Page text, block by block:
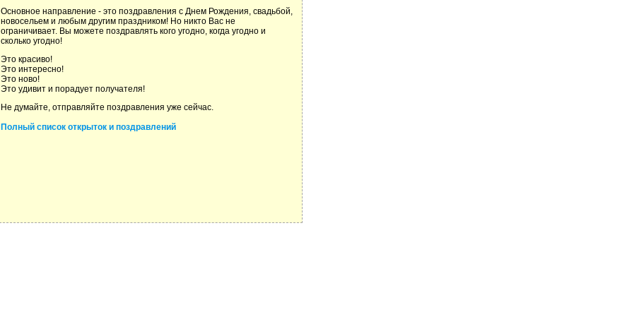
Основное направление - это поздравления с Днем Рождения, свадьбой,
новосельем и любым другим праздником! Но никто Вас не
ограничивает. Вы можете поздравлять кого угодно, когда угодно и
сколько угодно!
Это красиво!
Это интересно!
Это ново!
Это удивит и порадует получателя!
Не думайте, отправляйте поздравления уже сейчас.
Полный список открыток и поздравлений